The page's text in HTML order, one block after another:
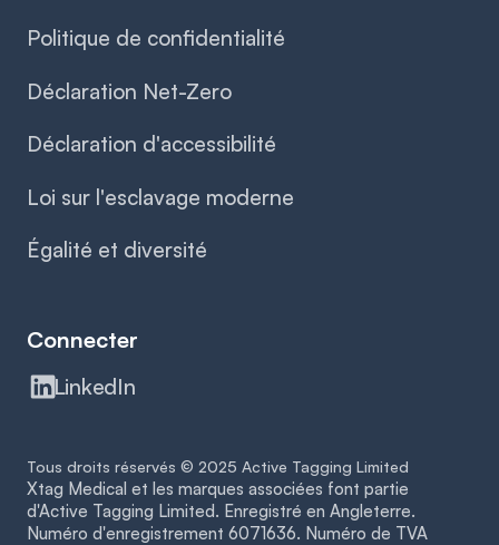
Politique de confidentialité
Déclaration Net-Zero
Déclaration d'accessibilité
Loi sur l'esclavage moderne
Égalité et diversité
Connecter
LinkedIn
Tous droits réservés © 2025 Active Tagging Limited
Xtag Medical et les marques associées font partie
d'Active Tagging Limited. Enregistré en Angleterre.
Numéro d'enregistrement 6071636. Numéro de TVA